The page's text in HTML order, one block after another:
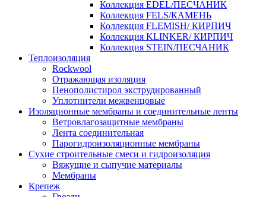
Коллекция EDEL/ПЕСЧАНИК
Коллекция FELS/КАМЕНЬ
Коллекция FLEMISH/ КИРПИЧ
Коллекция KLINKER/ КИРПИЧ
Коллекция STEIN/ПЕСЧАНИК
Теплоизоляция
Rockwool
Отражающая изоляция
Пенополистирол экструдированный
Уплотнители межвенцовые
Изоляционные мембраны и соединительные ленты
Ветровлагозащитные мембраны
Лента соединительная
Парогидроизоляционные мембраны
Сухие строительные смеси и гидроизоляция
Вяжущие и сыпучие материалы
Мембраны
Крепеж